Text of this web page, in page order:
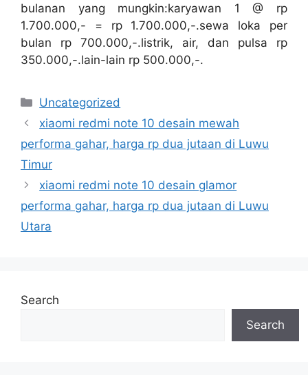
bulanan yang mungkin:karyawan 1 @ rp
1.700.000,- = rp 1.700.000,-.sewa loka per
bulan rp 700.000,-.listrik, air, dan pulsa rp
350.000,-.lain-lain rp 500.000,-.
Categories
Uncategorized
xiaomi redmi note 10 desain mewah
performa gahar, harga rp dua jutaan di Luwu
Timur
xiaomi redmi note 10 desain glamor
performa gahar, harga rp dua jutaan di Luwu
Utara
Search
Search